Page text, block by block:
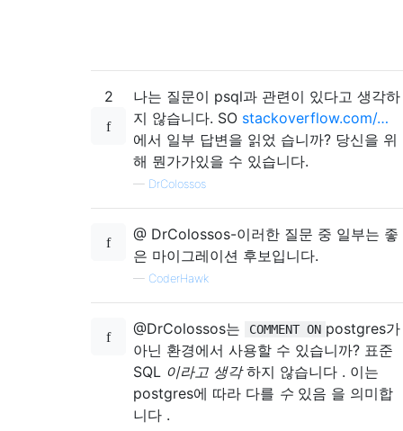
2
나는 질문이 psql과 관련이 있다고 생각하
지 않습니다. SO stackoverflow.com/…
에서 일부 답변을 읽었 습니까? 당신을 위
해 뭔가가있을 수 있습니다.
— DrColossos
@ DrColossos-이러한 질문 중 일부는 좋
은 마이그레이션 후보입니다.
— CoderHawk
@DrColossos는 COMMENT ON postgres가
아닌 환경에서 사용할 수 있습니까? 표준
SQL 이라고 생각하지 않습니다 . 이는
postgres에 따라 다를 수있음 을 의미합
니다 .